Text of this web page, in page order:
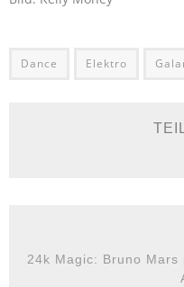
Dance Elektro
24k Magic: Bruno